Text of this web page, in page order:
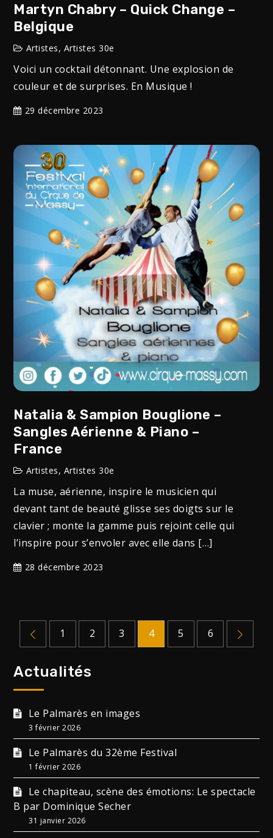
Martyn Chabry – Quick Change –
Belgique
Artistes, Artistes 30e
Voici un cocktail détonnant. Une explosion de
couleur et de surprises. En Musique !
29 décembre 2023
Natalia & Sampion Bouglione –
Sangles Aérienne & Piano –
France
Artistes, Artistes 30e
La muse, aérienne, inspire le musicien qui
devant tant de beauté glisse ses doigts sur le
clavier ; monte la gamme puis rejoint celle qui
l’inspire pour s’envoler avec elle dans […]
28 décembre 2023
Pagination
des
publications
1 2 3 4 5 6
Actualités
Le Palmarès en images
3 février 2026
Le Palmarès du 32ème Festival
1 février 2026
Le chapiteau, scène des émotions: Le spectacle
B par Dominique Secher
31 janvier 2026